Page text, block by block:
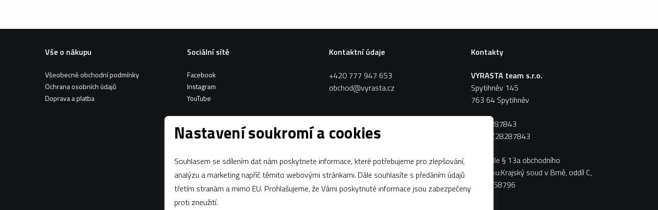
Vše o nákupu
Všeobecné obchodní podmínky
Ochrana osobních údajů
Doprava a platba
Sociální sítě
Facebook
Instagram
YouTube
Kontaktní údaje
+420 777 947 653
obchod@vyrasta.cz
Kontakty
VYRASTA team s.r.o.
Spytihněv 145
763 64 Spytihněv
28287843
CZ28287843
Zápis dle § 13a obchodního
zákoníku:Krajský soud v Brně, oddíl C,
vložka 58796
Nastavení soukromí a cookies
Souhlasem se sdílením dat nám poskytnete informace, které potřebujeme pro zlepšování,
analýzu a marketing napříč těmito webovými stránkami. Dále souhlasíte s předáním údajů
třetím stranám a mimo EU. Prohlašujeme, že Vámi poskytnuté informace jsou zabezpečeny
proti zneužití.